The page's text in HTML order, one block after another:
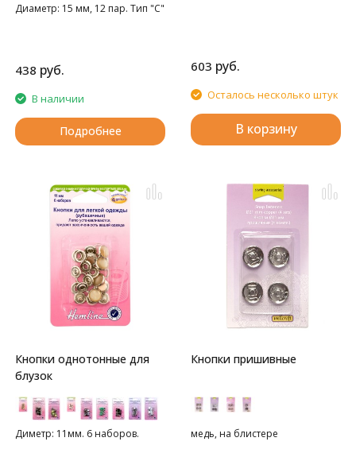
Диаметр: 15 мм, 12 пар. Тип "С"
438 руб.
В наличии
Подробнее
603 руб.
Осталось несколько штук
В корзину
Кнопки однотонные для
блузок
Диметр: 11мм. 6 наборов.
Кнопки пришивные
медь, на блистере